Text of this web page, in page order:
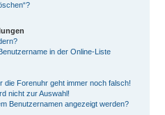
in der Online-Liste
die Forenuhr geht immer noch falsch!
nicht zur Auswahl!
Benutzernamen angezeigt werden?